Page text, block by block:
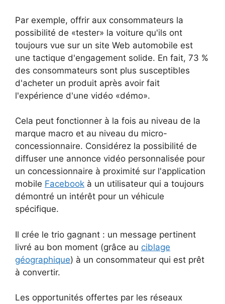
Par exemple, offrir aux consommateurs la
possibilité de «tester» la voiture qu'ils ont
toujours vue sur un site Web automobile est
une tactique d'engagement solide. En fait, 73 %
des consommateurs sont plus susceptibles
d'acheter un produit après avoir fait
l'expérience d'une vidéo «démo».
Cela peut fonctionner à la fois au niveau de la
marque macro et au niveau du micro-
concessionnaire. Considérez la possibilité de
diffuser une annonce vidéo personnalisée pour
un concessionnaire à proximité sur l'application
mobile Facebook à un utilisateur qui a toujours
démontré un intérêt pour un véhicule
spécifique.
Il crée le trio gagnant : un message pertinent
livré au bon moment (grâce au ciblage
géographique) à un consommateur qui est prêt
à convertir.
Les opportunités offertes par les réseaux